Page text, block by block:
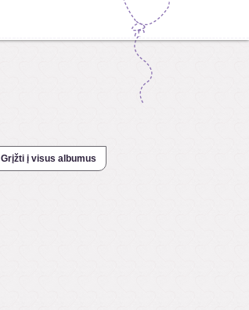
Grįžti į visus albumus